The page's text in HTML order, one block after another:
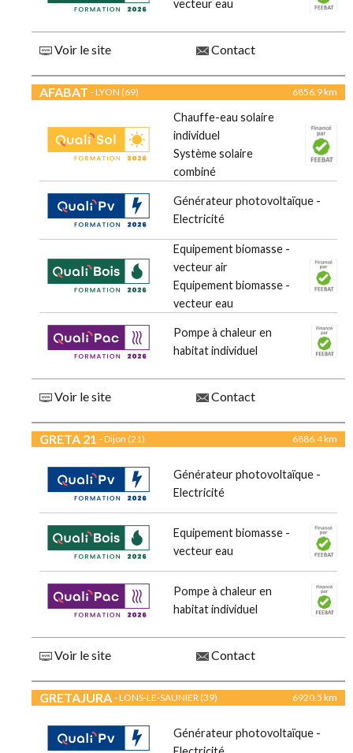
vecteur eau
Voir le site Contact
AFABAT - LYON (69) 6856.9 km
Chauffe-eau solaire
individuel
Système solaire
combiné
Générateur photovoltaïque -
Electricité
Equipement biomasse -
vecteur air
Equipement biomasse -
vecteur eau
Pompe à chaleur en
habitat individuel
Voir le site Contact
GRETA 21 - Dijon (21) 6886.4 km
Générateur photovoltaïque -
Electricité
Equipement biomasse -
vecteur eau
Pompe à chaleur en
habitat individuel
Voir le site Contact
GRETAJURA - LONS-LE-SAUNIER (39) 6920.5 km
Générateur photovoltaïque -